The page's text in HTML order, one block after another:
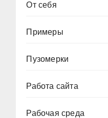
От себя
Примеры
Пузомерки
Работа сайта
Рабочая среда